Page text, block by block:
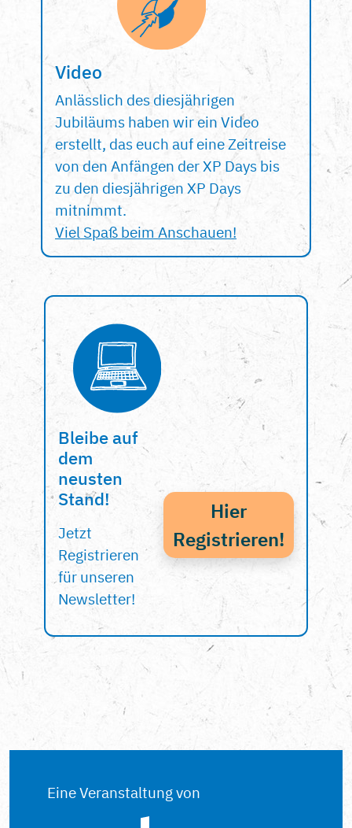
Video
Anlässlich des diesjährigen
Jubiläums haben wir ein Video
erstellt, das euch auf eine Zeitreise
von den Anfängen der XP Days bis
zu den diesjährigen XP Days
mitnimmt.
Viel Spaß beim Anschauen!
Bleibe auf
dem
neusten
Stand!
Jetzt
Registrieren
für unseren
Newsletter!
Hier
Registrieren!
Eine Veranstaltung von